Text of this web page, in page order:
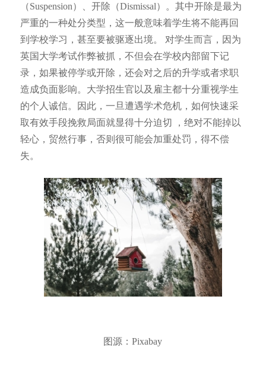
（Suspension）、开除（Dismissal）。其中开除是最为
严重的一种处分类型，这一般意味着学生将不能再回
到学校学习，甚至要被驱逐出境。
对学生而言，因为
英国大学考试作弊被抓，不但会在学校内部留下记
录，如果被停学或开除，还会对之后的升学或者求职
造成负面影响。大学招生官以及雇主都十分重视学生
的个人诚信。因此，一旦遭遇学术危机，如何快速采
取有效手段挽救局面就显得十分迫切 ，绝对不能掉以
轻心，贸然行事，否则很可能会加重处罚，得不偿
失。
图源：Pixabay